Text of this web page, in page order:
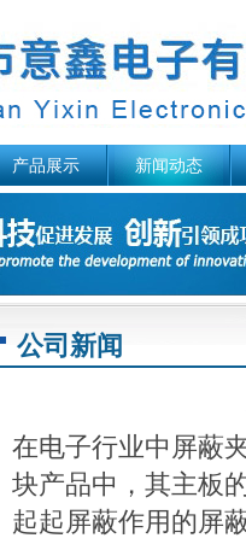
产品展示 新闻动态
公司新闻
在电子行业中 屏蔽
块产品中，其主板
起起屏蔽作用的屏